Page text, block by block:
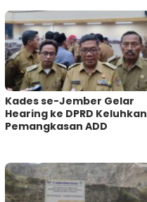
Kades se-Jember Gelar
Hearing ke DPRD Keluhkan
Pemangkasan ADD